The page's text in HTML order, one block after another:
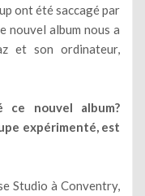
ont été saccagé par
nouvel album nous a
et son ordinateur,
nouvel album?
expérimenté, est
Studio à Conventry,